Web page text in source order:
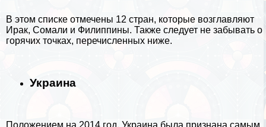
В этом списке отмечены 12 стран, которые возглавляют
Иpaк, Сомали и Филиппины. Также следует не забывать о
горячих точках, перечисленных ниже.
Украина
Положением на 2014 год, Украина была признана самым